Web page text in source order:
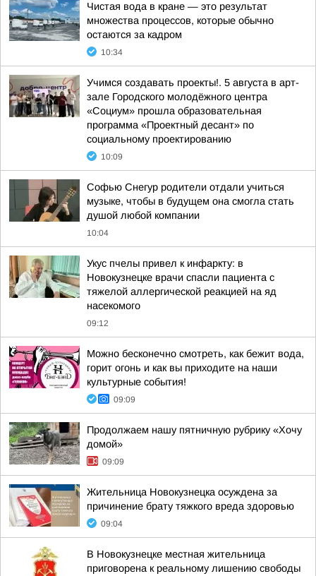
Чистая вода в кране — это результат
множества процессов, которые обычно
остаются за кадром
10:34
Учимся создавать проекты!. 5 августа в арт-
зале Городского молодёжного центра
«Социум» прошла образовательная
программа «Проектный десант» по
социальному проектированию
10:09
Софью Снегур родители отдали учиться
музыке, чтобы в будущем она смогла стать
душой любой компании
10:04
Укус пчелы привел к инфаркту: в
Новокузнецке врачи спасли пациента с
тяжелой аллергической реакцией на яд
насекомого
09:12
Можно бесконечно смотреть, как бежит вода,
горит огонь и как вы приходите на наши
культурные события!
09:09
Продолжаем нашу пятничную рубрику «Хочу
домой»
09:09
Жительница Новокузнецка осуждена за
причинение брату тяжкого вреда здоровью
09:04
В Новокузнецке местная жительница
приговорена к реальному лишению свободы